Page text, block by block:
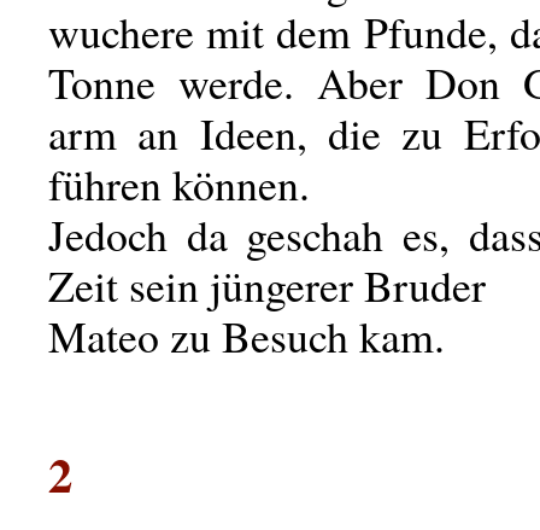
wuchere mit dem Pfunde,
Tonne werde. Aber Don
arm an Ideen, die zu
führen können.
Jedoch da geschah es,
Zeit sein jüngerer Bruder
Mateo zu Besuch kam.
2